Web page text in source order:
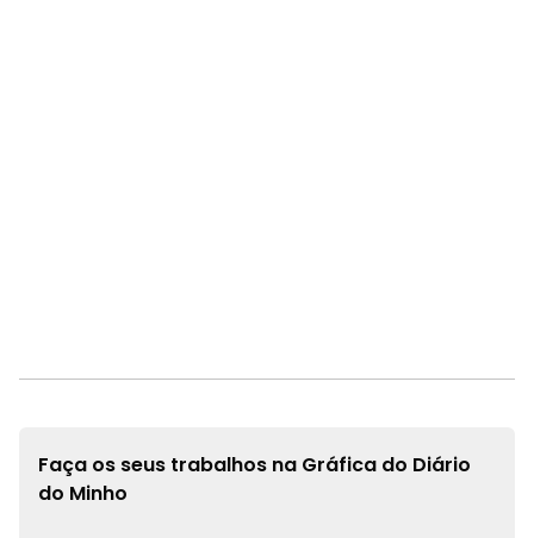
Faça os seus trabalhos na Gráfica do Diário
do Minho